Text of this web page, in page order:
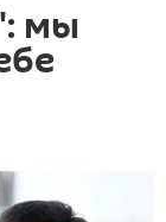
мы